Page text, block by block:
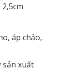
áp chảo,
sản xuất